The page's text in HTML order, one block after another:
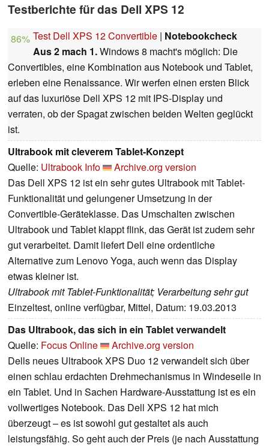
Testberichte für das Dell XPS 12
86% Test Dell XPS 12 Convertible | Notebookcheck
Aus 2 mach 1.Windows 8 macht's möglich: Die
Convertibles, eine Kombination aus Notebook und Tablet,
erleben eine Renaissance. Wir werfen einen ersten Blick
auf das luxuriöse Dell XPS 12 mit IPS-Display und
verraten, ob der Spagat zwischen beiden Welten geglückt
ist.
Ultrabook mit cleverem Tablet-Konzept
Quelle: Ultrabook Info
Archive.org version
Das Dell XPS 12 ist ein sehr gutes Ultrabook mit Tablet-
Funktionalität und gelungener Umsetzung in der
Convertible-Geräteklasse. Das Umschalten zwischen
Ultrabook und Tablet klappt flink, das Gerät ist zudem sehr
gut verarbeitet. Damit liefert Dell eine ordentliche
Alternative zum Lenovo Yoga, auch wenn das Display
etwas kleiner ist.
Ultrabook mit Tablet-Funktionalität; Verarbeitung sehr gut
Einzeltest, online verfügbar, Mittel, Datum: 19.03.2013
Das Ultrabook, das sich in ein Tablet verwandelt
Quelle: Focus Online
Archive.org version
Dells neues Ultrabook XPS Duo 12 verwandelt sich über
einen schlau erdachten Drehmechanismus in Windeseile in
ein Tablet. Und in Sachen Hardware-Ausstattung ist es ein
vollwertiges Notebook. Das Dell XPS 12 hat mich
überzeugt – es ist sowohl gut gestaltet als auch
leistungsfähig. So geht auch der Preis (je nach Ausstattung